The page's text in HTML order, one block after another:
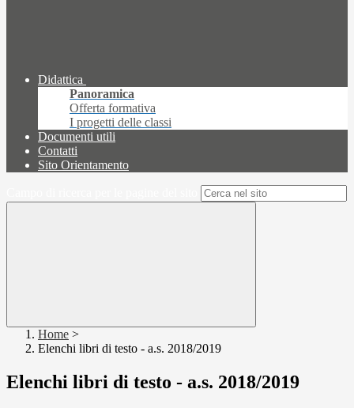
Didattica
Panoramica
Offerta formativa
I progetti delle classi
Documenti utili
Contatti
Sito Orientamento
Home >
Elenchi libri di testo - a.s. 2018/2019
Elenchi libri di testo - a.s. 2018/2019